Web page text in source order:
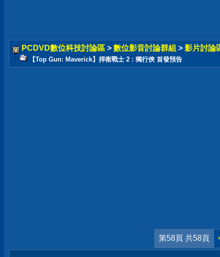
PCDVD數位科技討論區 > 數位影音討論群組 > 影片討論
【Top Gun: Maverick】捍衛戰士 2 : 獨行俠 首發預告
第58頁 共58頁